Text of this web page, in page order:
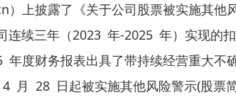
）上披露了《关于公司股票被实施其
年-2025 年）实现的扣除非经
年度财务报表出具了带持续经营重大
年 4 月 28 日起被实施其他风险